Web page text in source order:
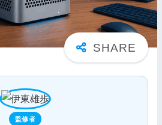
監修者